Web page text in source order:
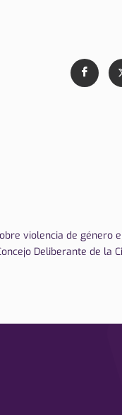
violencia de género
Deliberante de la